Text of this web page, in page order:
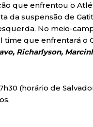
que enfrentou o
da suspensão de
No meio-
time que enfrentará o
Richarlyson,
(horário de